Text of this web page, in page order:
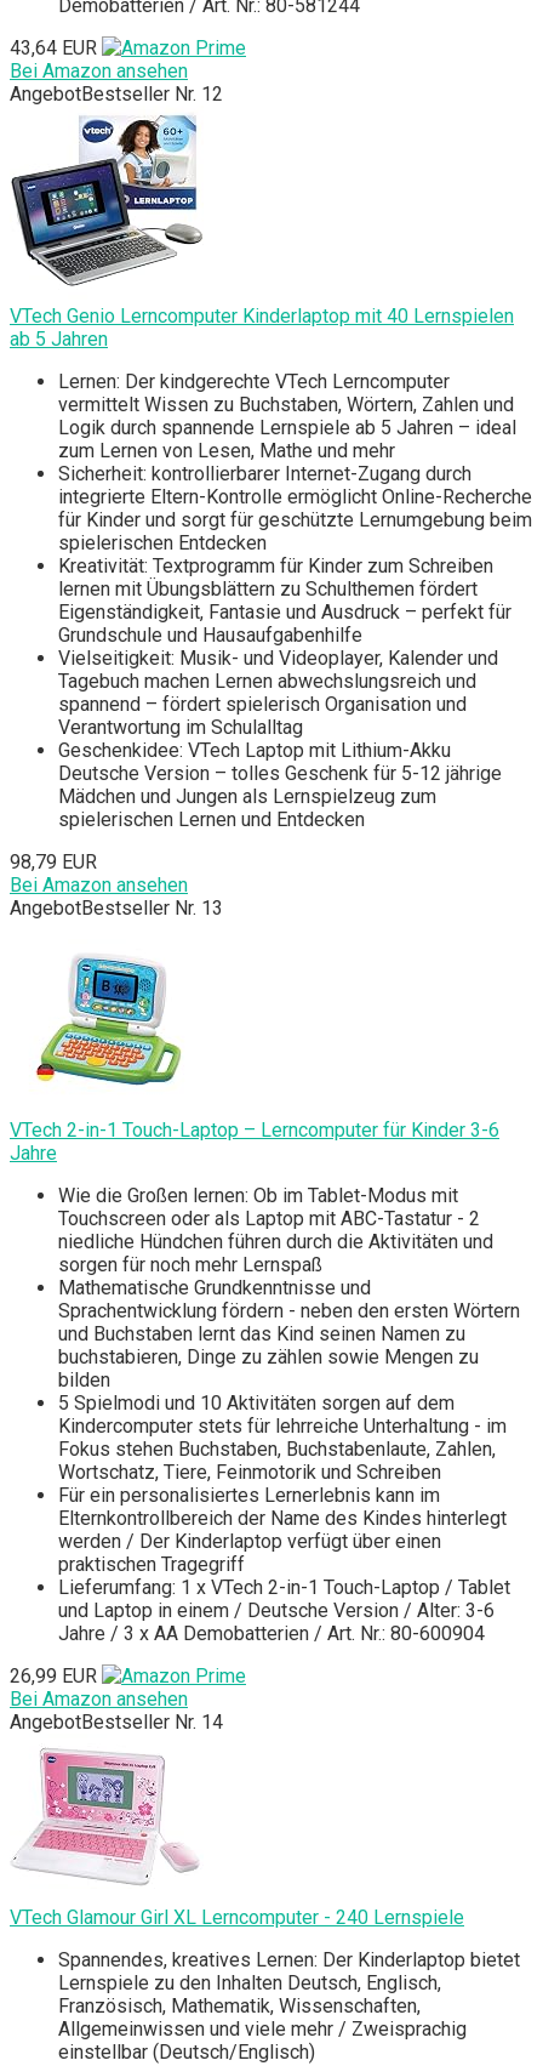
Demobatterien / Art. Nr.: 80-581244
43,64 EUR
Bei Amazon ansehen
AngebotBestseller Nr. 12
VTech Genio Lerncomputer Kinderlaptop mit 40 Lernspielen
ab 5 Jahren
Lernen: Der kindgerechte VTech Lerncomputer
vermittelt Wissen zu Buchstaben, Wörtern, Zahlen und
Logik durch spannende Lernspiele ab 5 Jahren – ideal
zum Lernen von Lesen, Mathe und mehr
Sicherheit: kontrollierbarer Internet-Zugang durch
integrierte Eltern-Kontrolle ermöglicht Online-Recherche
für Kinder und sorgt für geschützte Lernumgebung beim
spielerischen Entdecken
Kreativität: Textprogramm für Kinder zum Schreiben
lernen mit Übungsblättern zu Schulthemen fördert
Eigenständigkeit, Fantasie und Ausdruck – perfekt für
Grundschule und Hausaufgabenhilfe
Vielseitigkeit: Musik- und Videoplayer, Kalender und
Tagebuch machen Lernen abwechslungsreich und
spannend – fördert spielerisch Organisation und
Verantwortung im Schulalltag
Geschenkidee: VTech Laptop mit Lithium-Akku
Deutsche Version – tolles Geschenk für 5-12 jährige
Mädchen und Jungen als Lernspielzeug zum
spielerischen Lernen und Entdecken
98,79 EUR
Bei Amazon ansehen
AngebotBestseller Nr. 13
VTech 2-in-1 Touch-Laptop – Lerncomputer für Kinder 3-6
Jahre
Wie die Großen lernen: Ob im Tablet-Modus mit
Touchscreen oder als Laptop mit ABC-Tastatur - 2
niedliche Hündchen führen durch die Aktivitäten und
sorgen für noch mehr Lernspaß
Mathematische Grundkenntnisse und
Sprachentwicklung fördern - neben den ersten Wörtern
und Buchstaben lernt das Kind seinen Namen zu
buchstabieren, Dinge zu zählen sowie Mengen zu
bilden
5 Spielmodi und 10 Aktivitäten sorgen auf dem
Kindercomputer stets für lehrreiche Unterhaltung - im
Fokus stehen Buchstaben, Buchstabenlaute, Zahlen,
Wortschatz, Tiere, Feinmotorik und Schreiben
Für ein personalisiertes Lernerlebnis kann im
Elternkontrollbereich der Name des Kindes hinterlegt
werden / Der Kinderlaptop verfügt über einen
praktischen Tragegriff
Lieferumfang: 1 x VTech 2-in-1 Touch-Laptop / Tablet
und Laptop in einem / Deutsche Version / Alter: 3-6
Jahre / 3 x AA Demobatterien / Art. Nr.: 80-600904
26,99 EUR
Bei Amazon ansehen
AngebotBestseller Nr. 14
VTech Glamour Girl XL Lerncomputer - 240 Lernspiele
Spannendes, kreatives Lernen: Der Kinderlaptop bietet
Lernspiele zu den Inhalten Deutsch, Englisch,
Französisch, Mathematik, Wissenschaften,
Allgemeinwissen und viele mehr / Zweisprachig
einstellbar (Deutsch/Englisch)